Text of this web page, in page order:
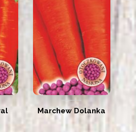
Marchew Dolanka